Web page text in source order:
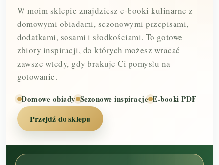
W moim sklepie znajdziesz e-booki kulinarne z
domowymi obiadami, sezonowymi przepisami,
dodatkami, sosami i słodkościami. To gotowe
zbiory inspiracji, do których możesz wracać
zawsze wtedy, gdy brakuje Ci pomysłu na
gotowanie.
Domowe obiady Sezonowe inspiracje E-booki PDF
Przejdź do sklepu